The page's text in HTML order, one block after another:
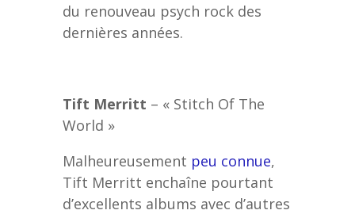
du renouveau psych rock des
dernières années.
Tift Merritt – « Stitch Of The
World »
Malheureusement peu connue,
Tift Merritt enchaîne pourtant
d’excellents albums avec d’autres